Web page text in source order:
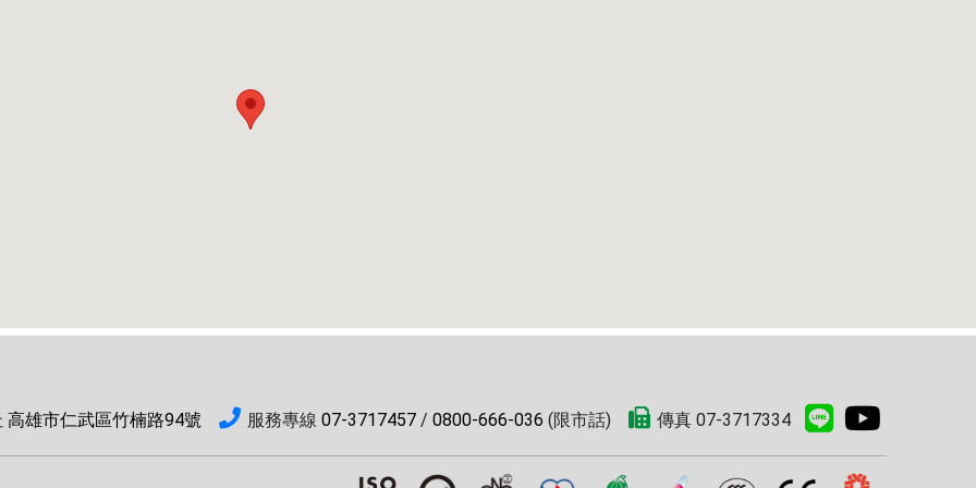
高雄市仁武區竹楠路94號 服務專線 07-3717457 / 0800-666-036 (限市話) 傳真 07-3717334